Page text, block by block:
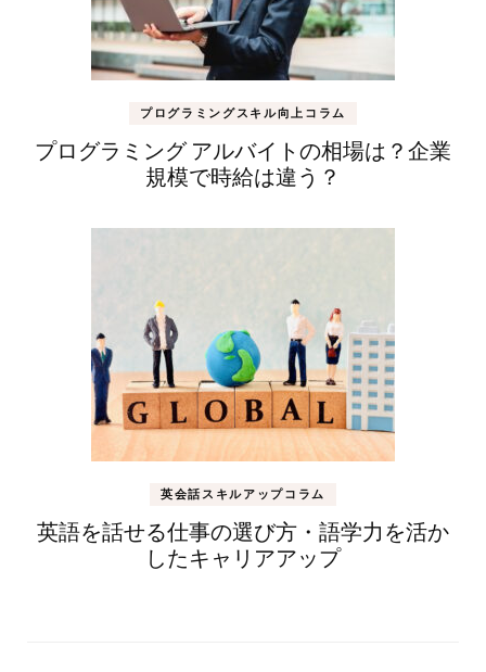
プログラミングスキル向上コラム
プログラミング アルバイトの相場は？企業
規模で時給は違う？
英会話スキルアップコラム
英語を話せる仕事の選び方・語学力を活か
したキャリアアップ